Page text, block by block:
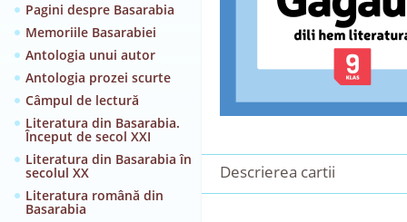
Pagini despre Basarabia
Memoriile Basarabiei
Antologia unui autor
Antologia prozei scurte
Câmpul de lectură
Literatura din Basarabia.
Început de secol XXI
Literatura din Basarabia în
secolul XX
Literatura română din
Basarabia
Descrierea cartii